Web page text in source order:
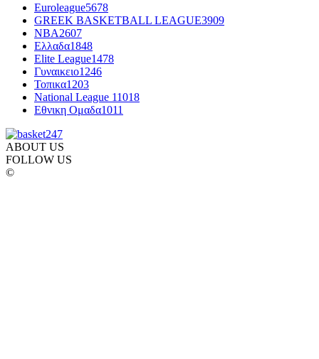
Euroleague5678
GREEK BASKETBALL LEAGUE3909
NBA2607
Ελλαδα1848
Elite League1478
Γυναικειο1246
Τοπικα1203
National League 11018
Εθνικη Ομαδα1011
ABOUT US
FOLLOW US
©